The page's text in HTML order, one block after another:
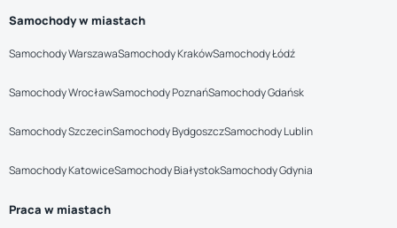
Samochody w miastach
Samochody WarszawaSamochody KrakówSamochody Łódź
Samochody WrocławSamochody PoznańSamochody Gdańsk
Samochody SzczecinSamochody BydgoszczSamochody Lublin
Samochody KatowiceSamochody BiałystokSamochody Gdynia
Praca w miastach